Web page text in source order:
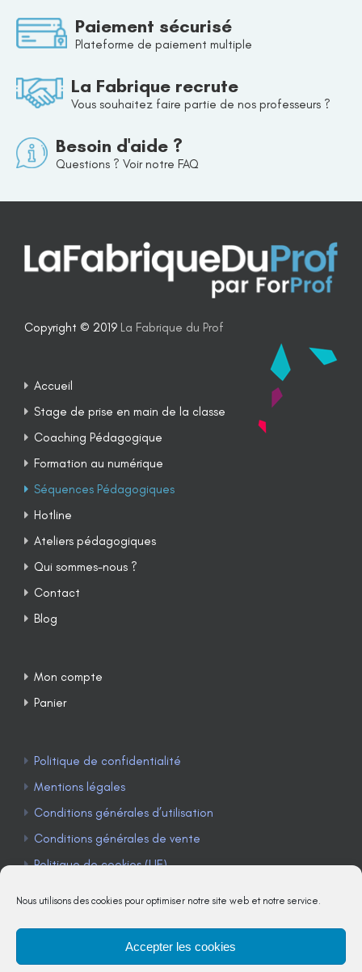
Nous utilisons des cookies pour optimiser notre site web et notre service.
Accepter les cookies
Paiement sécurisé
Plateforme de paiement multiple
La Fabrique recrute
Vous souhaitez faire partie de nos professeurs ?
Besoin d'aide ?
Questions ? Voir notre FAQ
Copyright © 2019 La Fabrique du Prof
Accueil
Stage de prise en main de la classe
Coaching Pédagogique
Formation au numérique
Séquences Pédagogiques
Hotline
Ateliers pédagogiques
Qui sommes-nous ?
Contact
Blog
Mon compte
Panier
Politique de confidentialité
Mentions légales
Conditions générales d’utilisation
Conditions générales de vente
Politique de cookies (UE)
TÉLÉPHONE : 04 90 85 22 98